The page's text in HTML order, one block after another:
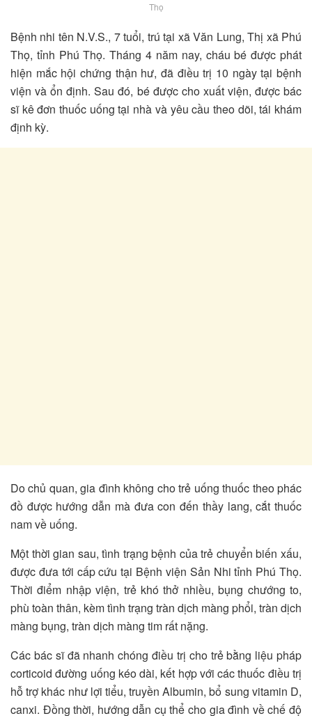
Thọ
Bệnh nhi tên N.V.S., 7 tuổi, trú tại xã Văn Lung, Thị xã Phú
Thọ, tỉnh Phú Thọ. Tháng 4 năm nay, cháu bé được phát
hiện mắc hội chứng thận hư, đã điều trị 10 ngày tại bệnh
viện và ổn định. Sau đó, bé được cho xuất viện, được bác
sĩ kê đơn thuốc uống tại nhà và yêu cầu theo dõi, tái khám
định kỳ.
Do chủ quan, gia đình không cho trẻ uống thuốc theo phác
đồ được hướng dẫn mà đưa con đến thầy lang, cắt thuốc
nam về uống.
Một thời gian sau, tình trạng bệnh của trẻ chuyển biến xấu,
được đưa tới cấp cứu tại Bệnh viện Sản Nhi tỉnh Phú Thọ.
Thời điểm nhập viện, trẻ khó thở nhiều, bụng chướng to,
phù toàn thân, kèm tình trạng tràn dịch màng phổi, tràn dịch
màng bụng, tràn dịch màng tim rất nặng.
Các bác sĩ đã nhanh chóng điều trị cho trẻ bằng liệu pháp
corticoid đường uống kéo dài, kết hợp với các thuốc điều trị
hỗ trợ khác như lợi tiểu, truyền Albumin, bổ sung vitamin D,
canxi. Đồng thời, hướng dẫn cụ thể cho gia đình về chế độ